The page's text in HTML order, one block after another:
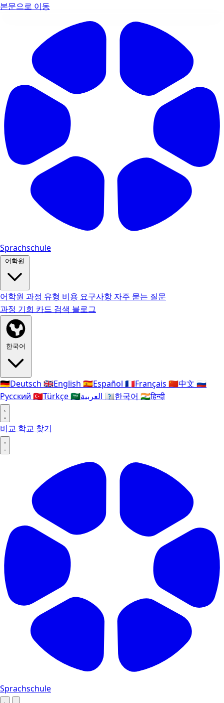
본문으로 이동
Sprachschule
어학원
어학원 과정 유형 비용 요구사항 자주 묻는 질문
과정 기회 카드 검색 블로그
한국어
🇩🇪Deutsch 🇬🇧English 🇪🇸Español 🇫🇷Français 🇨🇳中文 🇷🇺
Русский 🇹🇷Türkçe🇸🇦 🇰🇷한국어 🇮🇳हिन्दी
비교 학교 찾기
Sprachschule